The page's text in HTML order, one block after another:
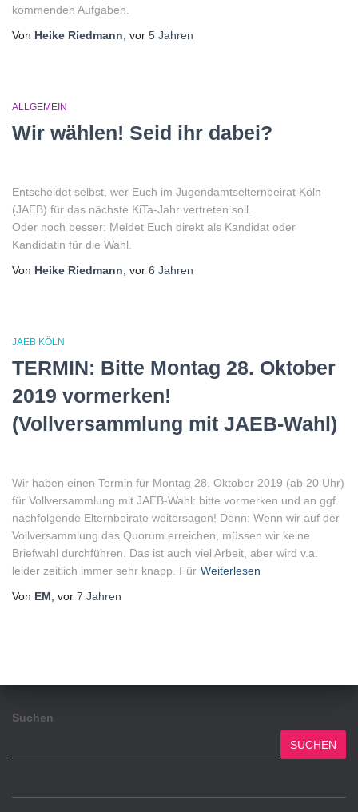
kommenden Aufgaben.
Von Heike Riedmann, vor 5 Jahren
ALLGEMEIN
Wir wählen! Seid ihr dabei?
Entscheidet selbst, wer Euch im Jugendamtselternbeirat Köln
(JAEB) für das nächste KiTa-Jahr vertreten soll.
Oder noch besser: Meldet Euch direkt als Kandidat oder
Kandidatin für die Wahl.
Von Heike Riedmann, vor 6 Jahren
JAEB KÖLN
TERMIN: Bitte Montag 28. Oktober
2019 vormerken!
(Vollversammlung mit JAEB-Wahl)
Wir haben einen Termin für Montag 28. Oktober 2019 (ab 20 Uhr)
für Vollversammlung mit JAEB-Wahl: bitte vormerken und an ggf.
nachfolgende Elternbeiräte weitersagen! Denn: Wenn wir auf der
Vollversammlung das Quorum erreichen, müssen wir keine
Briefwahl durchführen. Das ist auch viel Arbeit, aber wird v.a.
leider zeitlich immer sehr knapp. Für Weiterlesen
Von EM, vor 7 Jahren
Suchen
SUCHEN